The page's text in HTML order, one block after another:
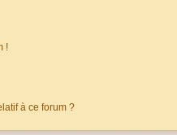
!
à ce forum ?